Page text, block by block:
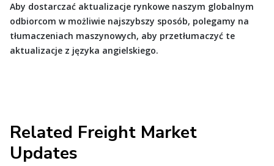
Aby dostarczać aktualizacje rynkowe naszym globalnym
odbiorcom w możliwie najszybszy sposób, polegamy na
tłumaczeniach maszynowych, aby przetłumaczyć te
aktualizacje z języka angielskiego.
Related Freight Market
Updates